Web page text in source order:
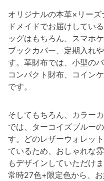
オリジナルの本革×リー
ドメイドでお届けしてい
ッグはもちろん、スマホ
ブックカバー、定期入れ
す。革財布では、小型の
コンパクト財布、コイン
です。
そしてもちろん、カラー
では、ターコイズブルー
す。どのレザーウォレッ
ているため、おしゃれな
もデザインしていただけ
常時27色+限定色から、